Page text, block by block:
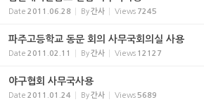
Date 2011.06.28 By간사 Views 7245
파주고등학교 동문 회의 사무국회의실 사용
Date 2011.02.11 By간사 Views 12127
야구협회 사무국사용
Date 2011.01.24 By간사 Views 5689